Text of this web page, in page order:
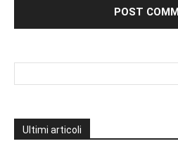
Ultimi articoli